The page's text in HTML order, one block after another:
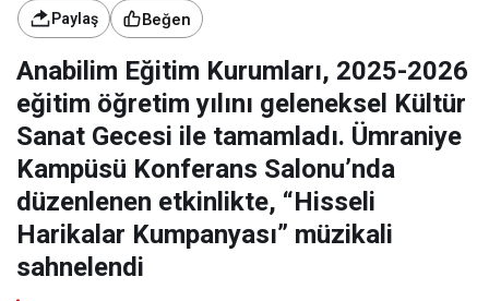
Paylaş Beğen
Anabilim Eğitim Kurumları, 2025-2026
eğitim öğretim yılını geleneksel Kültür
Sanat Gecesi ile tamamladı. Ümraniye
Kampüsü Konferans Salonu’nda
düzenlenen etkinlikte, “Hisseli
Harikalar Kumpanyası” müzikali
sahnelendi